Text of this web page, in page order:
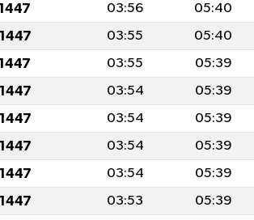
03:56 05:40
03:55 05:40
03:55 05:39
03:54 05:39
03:54 05:39
03:54 05:39
03:54 05:39
03:53 05:39